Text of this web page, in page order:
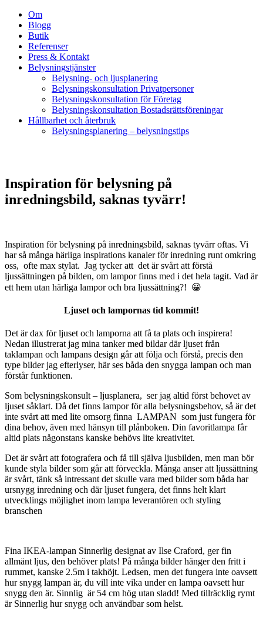
Om
Blogg
Butik
Referenser
Press & Kontakt
Belysningstjänster
Belysning- och ljusplanering
Belysningskonsultation Privatpersoner
Belysningskonsultation för Företag
Belysningskonsultation Bostadsrättsföreningar
Hållbarhet och återbruk
Belysningsplanering – belysningstips
Inspiration för belysning på
inredningsbild, saknas tyvärr!
Inspiration för belysning på inredningsbild, saknas tyvärr oftas. Vi
har så många härliga inspirations kanaler för inredning runt omkring
oss, ofte max stylat. Jag tycker att det är svårt att förstå
ljussättningen på bilden, om lampor finns med i det hela tagit. Vad är
ett hem utan härliga lampor och bra ljussättning?! 😀
Ljuset och lampornas tid kommit!
Det är dax för ljuset och lamporna att få ta plats och inspirera!
Nedan illustrerat jag mina tanker med bildar där ljuset från
taklampan och lampans design går att följa och förstå, precis den
type bilder jag efterlyser, här ses båda den snygga lampan och man
förstår funktionen.
Som belysningskonsult – ljusplanera, ser jag altid först behovet av
ljuset såklart. Då det finns lampor för alla belysningsbehov, så är det
inte svårt att med lite omsorg finna LAMPAN som just fungera för
dina behov, även med hänsyn till plånboken. Din favoritlampa får
altid plats någonstans kanske behövs lite kreativitet.
Det är svårt att fotografera och få till själva ljusbilden, men man bör
kunde styla bilder som går att förveckla. Många anser att ljussättning
är svårt, tänk så intressant det skulle vara med bilder som båda har
ursnygg inredning och där ljuset fungera, det finns helt klart
utvecklings möjlighet inom lampa leverantören och styling
branschen
Fina IKEA-lampan Sinnerlig designat av Ilse Craford, ger fin
allmänt ljus, den behöver plats! På många bilder hänger den fritt i
rummet, kanske 2.5m i takhöjt. Ledsen, men det fungera inte oavsett
hur snygg lampan är, du vill inte vika under en lampa oavsett hur
snygg den är. Sinnlig är 54 cm hög utan sladd! Med tillräcklig rymt
är Sinnerlig hur snygg och användbar som helst.